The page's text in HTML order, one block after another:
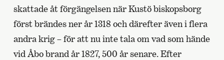
skattade åt förgängelsen när Kustö biskopsborg
först brändes ner år 1318 och därefter även i flera
andra krig – för att nu inte tala om vad som hände
vid Åbo brand år 1827, 500 år senare. Efter